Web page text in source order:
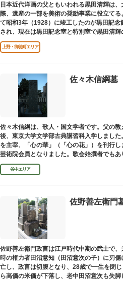
日本近代洋画の父ともいわれる黒田清輝は
際、遺産の一部を美術の奨励事業に役立て
て昭和3年（1928）に竣工したのが黒田記
され、現在は黒田記念室と特別室で黒田清輝
上野・御徒町エリア
佐々木信綱墓
佐々木信綱は、歌人・国文学者です。父の
後、東京大学文学部古典講習科入学しまし
を主宰、「心の華」（「心の花」）を刊行
芸術院会員となりました。歌会始撰者でも
導しました。そのお墓は谷中霊園にあります。
谷中エリア
佐野善左衛門
佐野善左衛門政言は江戸時代中期の武士で
時の権力者田沼意知（田沼意次の子）に刃
亡し、政言は切腹となり、28歳で一生を閉
ら高価の米価が下落し、老中田沼意次も失